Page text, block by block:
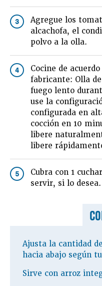
3
Agregue los
alcachofa, el
polvo a la olla.
4
Cocine de
fabricante: Olla
fuego lento
use la
configurada en
cocción en 10
libere
libere
5
Cubra con 1
servir, si lo desea.
Ajusta la cantidad
hacia abajo según
Sirve con arroz